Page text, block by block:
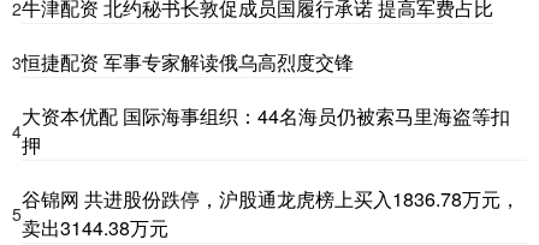
2牛津配资 北约秘书长敦促成员国履行承诺 提高军费占比
3恒捷配资 军事专家解读俄乌高烈度交锋
4
大资本优配 国际海事组织：44名海员仍被索马里海盗等扣
押
5
谷锦网 共进股份跌停，沪股通龙虎榜上买入1836.78万元，
卖出3144.38万元